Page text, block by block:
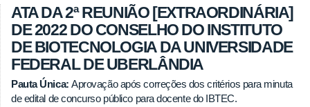
ATA DA 2ª REUNIÃO [EXTRAORDINÁRIA]
DE 2022 DO CONSELHO DO INSTITUTO
DE BIOTECNOLOGIA DA UNIVERSIDADE
FEDERAL DE UBERLÂNDIA
Pauta Única:Aprovação após correções dos critérios para minuta
de edital de concurso público para docente do IBTEC.